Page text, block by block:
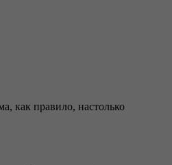
как правило, настолько